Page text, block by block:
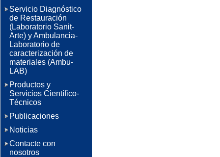
Servicio Diagnóstico
de Restauración
(Laboratorio Sanit-
Arte) y Ambulancia-
Laboratorio de
caracterización de
materiales (Ambu-
LAB)
Productos y
Servicios Científico-
Técnicos
Publicaciones
Noticias
Contacte con
nosotros